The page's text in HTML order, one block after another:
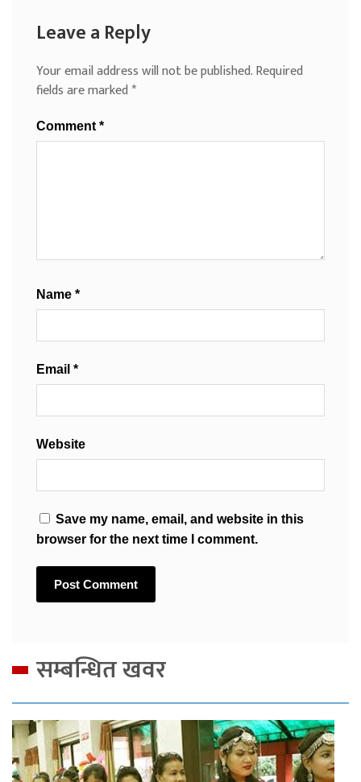
Leave a Reply
Your email address will not be published.Required
fields are marked*
Comment *
Name *
Email *
Website
Save my name, email, and website in this
browser for the next time I comment.
सम्बन्धित खवर